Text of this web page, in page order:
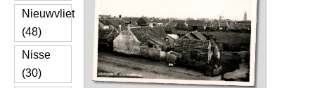
Nieuwvliet
(48)
Nisse
(30)